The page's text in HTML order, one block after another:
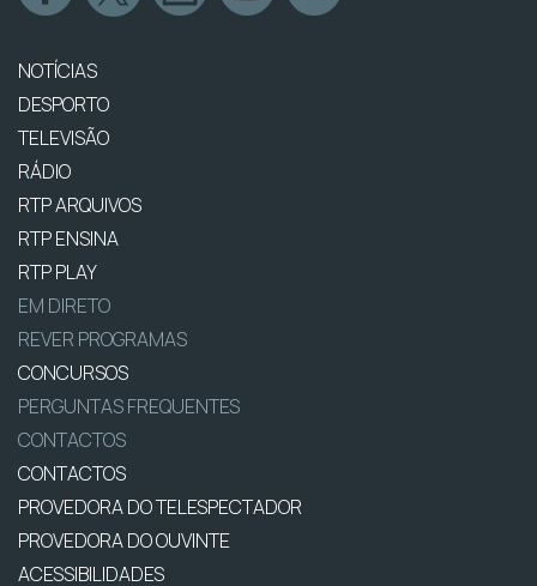
NOTÍCIAS
DESPORTO
TELEVISÃO
RÁDIO
RTP ARQUIVOS
RTP ENSINA
RTP PLAY
EM DIRETO
REVER PROGRAMAS
CONCURSOS
PERGUNTAS FREQUENTES
CONTACTOS
CONTACTOS
PROVEDORA DO TELESPECTADOR
PROVEDORA DO OUVINTE
ACESSIBILIDADES